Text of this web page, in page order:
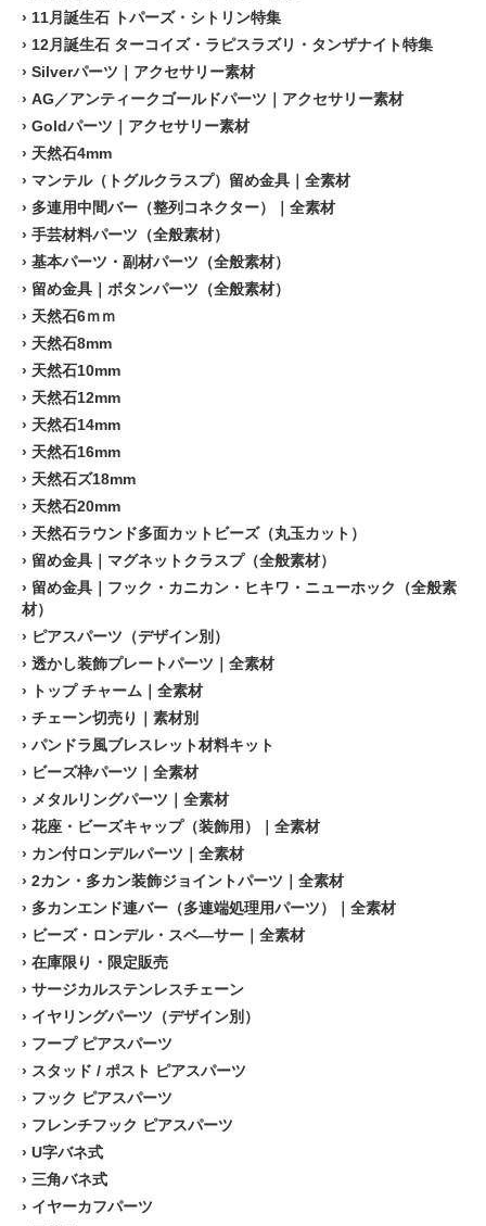
› 11月誕生石 トパーズ・シトリン特集
› 12月誕生石 ターコイズ・ラピスラズリ・タンザナイト特集
› Silverパーツ｜アクセサリー素材
› AG／アンティークゴールドパーツ｜アクセサリー素材
› Goldパーツ｜アクセサリー素材
› 天然石4mm
› マンテル（トグルクラスプ）留め金具｜全素材
› 多連用中間バー（整列コネクター）｜全素材
› 手芸材料パーツ（全般素材）
› 基本パーツ・副材パーツ（全般素材）
› 留め金具｜ボタンパーツ（全般素材）
› 天然石6ｍｍ
› 天然石8mm
› 天然石10mm
› 天然石12mm
› 天然石14mm
› 天然石16mm
› 天然石ズ18mm
› 天然石20mm
› 天然石ラウンド多面カットビーズ（丸玉カット）
› 留め金具｜マグネットクラスプ（全般素材）
› 留め金具｜フック・カニカン・ヒキワ・ニューホック（全般素
材）
› ピアスパーツ（デザイン別）
› 透かし装飾プレートパーツ｜全素材
›
トップ チャーム｜全素材
› チェーン切売り｜素材別
› パンドラ風ブレスレット材料キット
› ビーズ枠パーツ｜全素材
› メタルリングパーツ｜全素材
› 花座・ビーズキャップ（装飾用）｜全素材
› カン付ロンデルパーツ｜全素材
› 2カン・多カン装飾ジョイントパーツ｜全素材
› 多カンエンド連バー（多連端処理用パーツ）｜全素材
› ビーズ・ロンデル・スベ―サー｜全素材
› 在庫限り・限定販売
› サージカルステンレスチェーン
› イヤリングパーツ（デザイン別）
› フープ ピアスパーツ
› スタッド / ポスト ピアスパーツ
› フック ピアスパーツ
› フレンチフック ピアスパーツ
› U字バネ式
› 三角バネ式
› イヤーカフパーツ